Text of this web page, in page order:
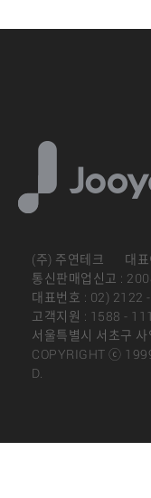
(주) 주연테크 대
통신판매업신고 :
대표번호 : 02) 2122
고객지원 : 1588 -
서울특별시 서초구
COPYRIGHT ⓒ
D.